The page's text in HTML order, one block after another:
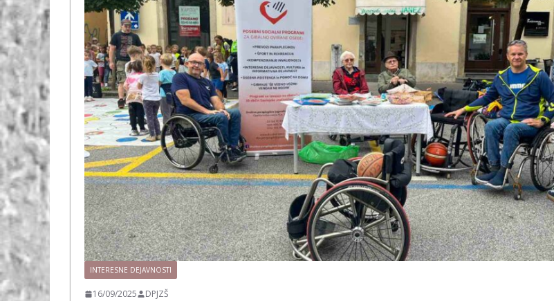
INTERESNE DEJAVNOSTI
16/09/2025 DPJZŠ